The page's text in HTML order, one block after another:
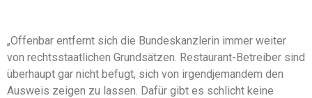
„Offenbar entfernt sich die Bundeskanzlerin immer weiter
von rechtsstaatlichen Grundsätzen. Restaurant-Betreiber sind
überhaupt gar nicht befugt, sich von irgendjemandem den
Ausweis zeigen zu lassen. Dafür gibt es schlicht keine